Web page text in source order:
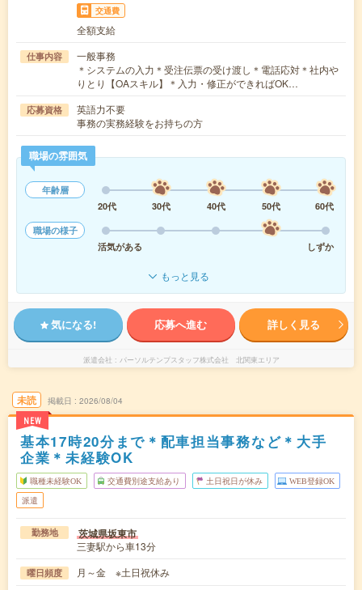
交通費
全額支給
仕事内容
一般事務
＊システムの入力＊受注伝票の受け渡し＊電話応対＊社内や
りとり【OAスキル】＊入力・修正ができればOK…
応募資格
英語力不要
事務の実務経験をお持ちの方
職場の雰囲気
年齢層
20代
30代 40代 50代
60代
職場の様子
活気がある
しずか
もっと見る
気になる! 応募へ進む 詳しく見る
派遣会社 パーソルテンプスタッフ株式会社 北関東エリア
未読
NEW
掲載日 2026/08/04
基本17時20分まで＊配車担当事務など＊大手
企業＊未経験OK
職種未経験OK 交通費別途支給あり 土日祝日が休み WEB登録OK
派遣
勤務地 茨城県坂東市
三妻駅から車13分
曜日頻度 月～金 ※土日祝休み